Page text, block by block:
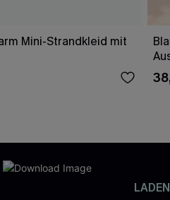
Mini-Strandkleid mit